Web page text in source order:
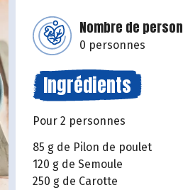
Nombre de
0 personnes
Ingrédients
Pour 2 personnes
85 g de Pilon de poulet
120 g de Semoule
250 g de Carotte